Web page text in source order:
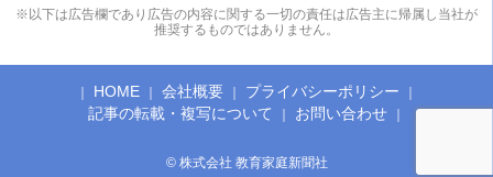
※以下は広告欄であり広告の内容に関する一切の責任は広告主に帰属し当社が
推奨するものではありません。
© 株式会社 教育家庭新聞社
HOME 会社概要
プライバシーポリシー
記事の転載・複写について
お問い合わせ